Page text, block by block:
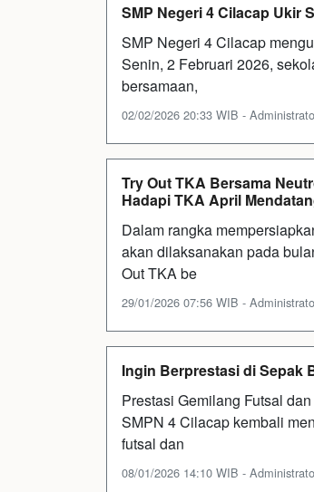
SMP Negeri 4 Cilacap Ukir
SMP Negeri 4 Cilacap
Senin, 2 Februari 2026,
bersamaan,
02/02/2026 20:33 WIB -
Try Out TKA Bersama
Hadapi TKA April
Dalam rangka
akan dilaksanakan pada
Out TKA be
29/01/2026 07:56 WIB -
Ingin Berprestasi di Sepak
Prestasi Gemilang Futsal
SMPN 4 Cilacap kembali
futsal dan
08/01/2026 14:10 WIB -